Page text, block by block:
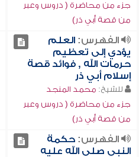
جزء من محاضرة ( دروس وعبر
من قصة أبي ذر)
الفهرس:العلم
يؤدي إلى تعظيم
حرمات الله , فوائد قصة
إسلام أبي ذر
للشيخ: محمد المنجد
جزء من محاضرة ( دروس وعبر
من قصة أبي ذر)
الفهرس:حكمة
النبي صلى الله عليه